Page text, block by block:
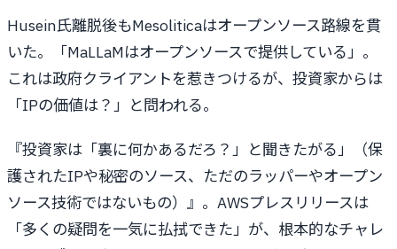
Husein氏離脱後もMesoliticaはオープンソース路線を貫
いた。「MaLLaMはオープンソースで提供している」。
これは政府クライアントを惹きつけるが、投資家からは
「IPの価値は？」と問われる。
『投資家は「裏に何かあるだろ？」と聞きたがる」（保
護されたIPや秘密のソース、ただのラッパーやオープン
ソース技術ではないもの）』。AWSプレスリリースは
「多くの疑問を一気に払拭できた」が、根本的なチャレ